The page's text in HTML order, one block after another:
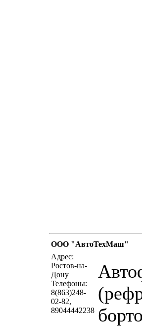
ООО "АвтоТехМаш"
Адрес:
Ростов-на-
Дону
Телефоны:
8(863)248-
02-82,
89044442238